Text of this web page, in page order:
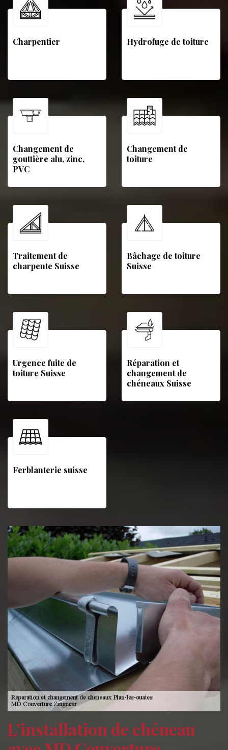
Charpentier Hydrofuge de toiture
Changement de
gouttière alu, zinc,
PVC
Changement de
toiture
Traitement de
charpente Suisse
Bâchage de toiture
Suisse
Urgence fuite de
toiture Suisse
Réparation et
changement de
chéneaux Suisse
Ferblanterie suisse
L’installation de chéneau